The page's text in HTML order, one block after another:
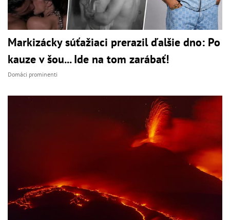
Markizácky súťažiaci prerazil ďalšie dno: Po
kauze v šou... Ide na tom zarábať!
Domáci prominenti